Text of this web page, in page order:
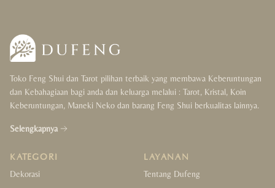
Toko Feng Shui dan Tarot pilihan terbaik yang membawa Keberuntungan
dan Kebahagiaan bagi anda dan keluarga melalui : Tarot, Kristal, Koin
Keberuntungan, Maneki Neko dan barang Feng Shui berkualitas lainnya.
Selengkapnya
KATEGORI
Dekorasi
LAYANAN
Tentang Dufeng